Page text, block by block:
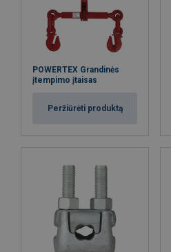
POWERTEX Grandinės
įtempimo įtaisas
Peržiūrėti produktą